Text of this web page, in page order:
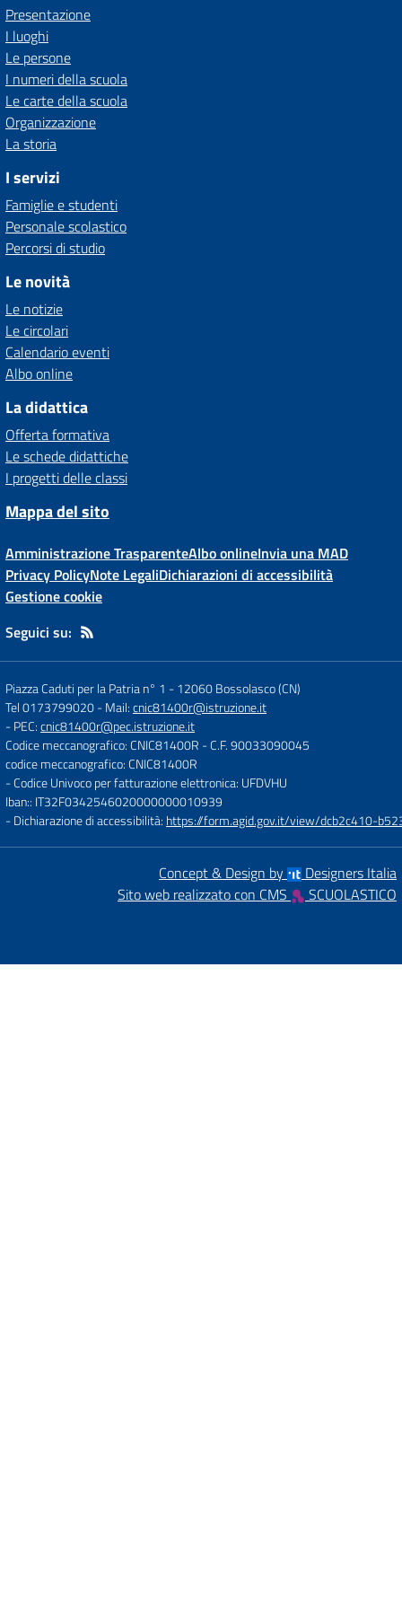
Presentazione
I luoghi
Le persone
I numeri della scuola
Le carte della scuola
Organizzazione
La storia
I servizi
Famiglie e studenti
Personale scolastico
Percorsi di studio
Le novità
Le notizie
Le circolari
Calendario eventi
Albo online
La didattica
Offerta formativa
Le schede didattiche
I progetti delle classi
Mappa del sito
Amministrazione TrasparenteAlbo onlineInvia una MAD
Privacy PolicyNote LegaliDichiarazioni di accessibilità
Gestione cookie
Seguici su:
Piazza Caduti per la Patria n° 1 -12060 Bossolasco (CN)
Tel 0173799020- Mail:cnic81400r@istruzione.it
- PEC:cnic81400r@pec.istruzione.it
Codice meccanografico: CNIC81400R - C.F. 90033090045
codice meccanografico: CNIC81400R
- Codice Univoco per fatturazione elettronica: UFDVHU
Iban:: IT32F0342546020000000010939
- Dichiarazione di accessibilità: https://form.agid.gov.it/view/dcb2c410-
Concept & Design by
Designers Italia
Sito web realizzato con CMS
SCUOLASTICO